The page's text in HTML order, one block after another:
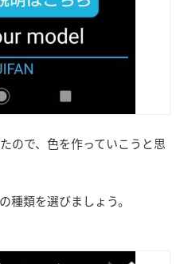
ので、色を作っていこうと思
種類を選びましょう。